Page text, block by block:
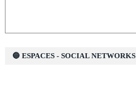
🔵 ESPACES - SOCIAL NETWORKS